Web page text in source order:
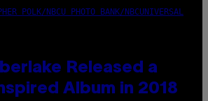
POLK/NBCU PHOTO BANK/NBCUNIVERSAL
Released a
Album in 2018